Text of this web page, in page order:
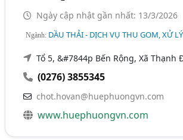
Ngày cập nhật gần nhất: 13/3/2026
Ngành: DẦU THẢI - DỊCH VỤ THU GOM, XỬ
Tổ 5, &#7844p Bến Rộng, Xã Thạnh
(0276) 3855345
chot.hovan@huephuongvn.com
www.huephuongvn.com